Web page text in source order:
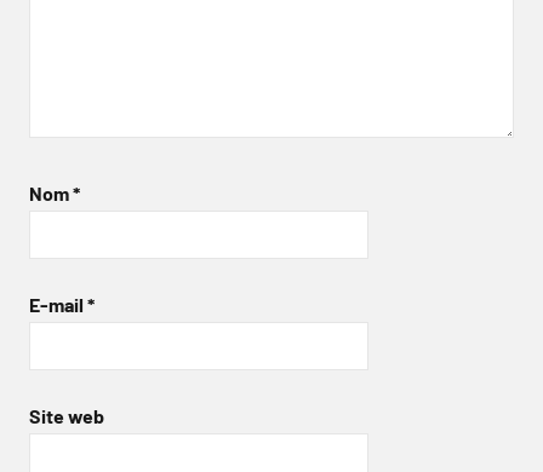
Nom*
E-mail *
Site web